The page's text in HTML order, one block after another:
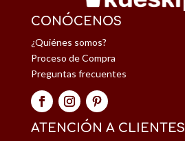
CONÓCENOS
¿Quiénes somos?
Proceso de Compra
Preguntas frecuentes
ATENCIÓN A CLIENTES